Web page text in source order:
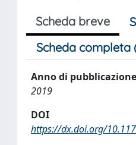
Scheda breve
Scheda completa
Anno di pubblicazione
2019
DOI
https://dx.doi.org/